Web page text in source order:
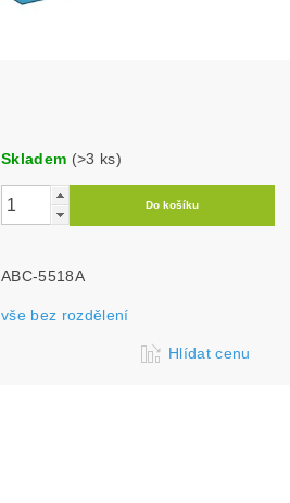
Skladem (>3 ks)
ABC-5518A
vše bez rozdělení
Hlídat cenu